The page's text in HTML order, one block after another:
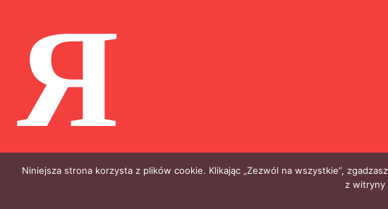
Я
Niniejsza strona korzysta z plików cookie. Klikając „Zezwól na wszystkie”,
z witryny